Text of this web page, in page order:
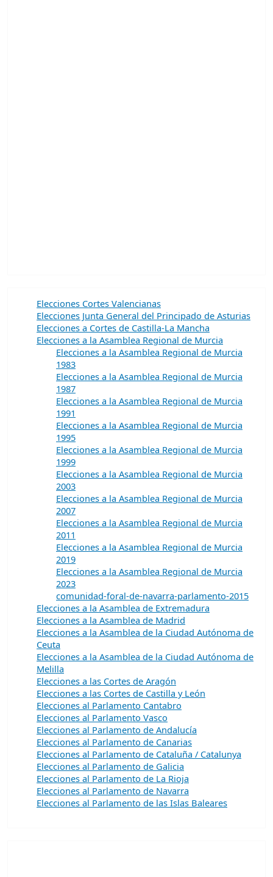
Elecciones Cortes Valencianas
Elecciones Junta General del Principado de Asturias
Elecciones a Cortes de Castilla-La Mancha
Elecciones a la Asamblea Regional de Murcia
Elecciones a la Asamblea Regional de Murcia
1983
Elecciones a la Asamblea Regional de Murcia
1987
Elecciones a la Asamblea Regional de Murcia
1991
Elecciones a la Asamblea Regional de Murcia
1995
Elecciones a la Asamblea Regional de Murcia
1999
Elecciones a la Asamblea Regional de Murcia
2003
Elecciones a la Asamblea Regional de Murcia
2007
Elecciones a la Asamblea Regional de Murcia
2011
Elecciones a la Asamblea Regional de Murcia
2019
Elecciones a la Asamblea Regional de Murcia
2023
comunidad-foral-de-navarra-parlamento-2015
Elecciones a la Asamblea de Extremadura
Elecciones a la Asamblea de Madrid
Elecciones a la Asamblea de la Ciudad Autónoma de
Ceuta
Elecciones a la Asamblea de la Ciudad Autónoma de
Melilla
Elecciones a las Cortes de Aragón
Elecciones a las Cortes de Castilla y León
Elecciones al Parlamento Cantabro
Elecciones al Parlamento Vasco
Elecciones al Parlamento de Andalucía
Elecciones al Parlamento de Canarias
Elecciones al Parlamento de Cataluña / Catalunya
Elecciones al Parlamento de Galicia
Elecciones al Parlamento de La Rioja
Elecciones al Parlamento de Navarra
Elecciones al Parlamento de las Islas Baleares